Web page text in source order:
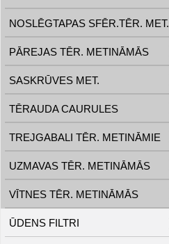
NOSLĒGTAPAS SFĒR.TĒR. MET.
PĀREJAS TĒR. METINĀMĀS
SASKRŪVES MET.
TĒRAUDA CAURULES
TREJGABALI TĒR. METINĀMIE
UZMAVAS TĒR. METINĀMĀS
VĪTNES TĒR. METINĀMĀS
ŪDENS FILTRI